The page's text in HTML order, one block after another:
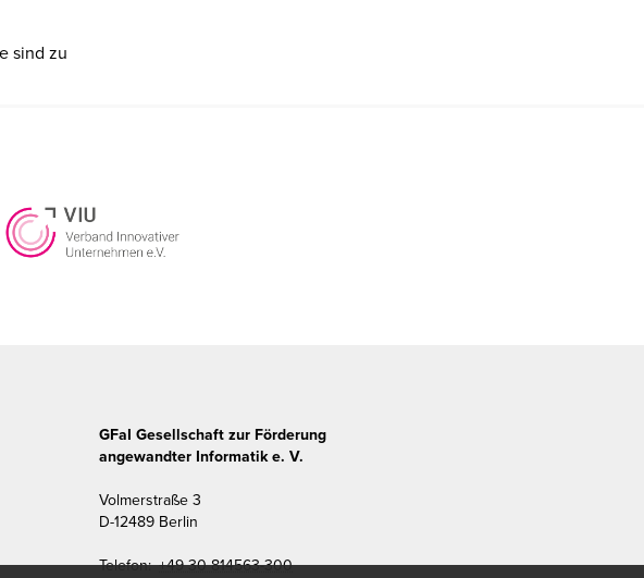
sind zu
GFaI Gesellschaft zur Förderung
angewandter Informatik e. V.
Volmerstraße 3
D-12489 Berlin
Telefon: +49 30 814563-300